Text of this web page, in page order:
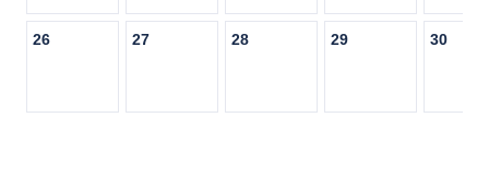
26 27 28 29 30